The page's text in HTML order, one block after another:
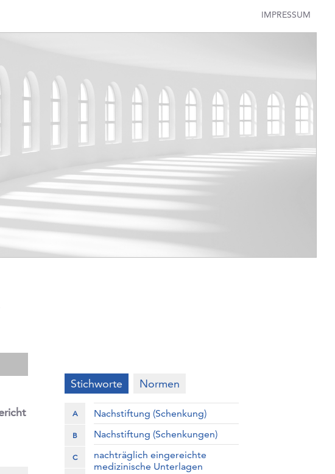
IMPRESSUM
Stichworte Normen
A
B
C
Nachstiftung (Schenkung)
Nachstiftung (Schenkungen)
nachträglich eingereichte
medizinische Unterlagen